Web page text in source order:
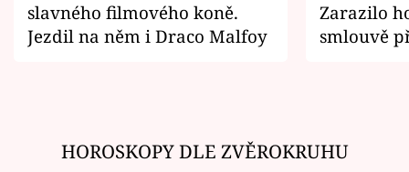
slavného filmového koně.
Jezdil na něm i Draco Malfoy
Zarazilo
smlouvě
HOROSKOPY DLE ZVĚROKRUHU